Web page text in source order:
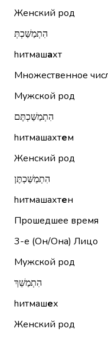
Женский род
הִתְמַשַּׁכְתְּ
hитмашахт
Множественное
Мужской род
הִתְמַשַּׁכְתֶּם
hитмашахтем
Женский род
הִתְמַשַּׁכְתֶּן
hитмашахтен
Прошедшее время
3-е (Он/Она) Лицо
Мужской род
הִתְמַשֵּׁךְ
hитмашех
Женский род